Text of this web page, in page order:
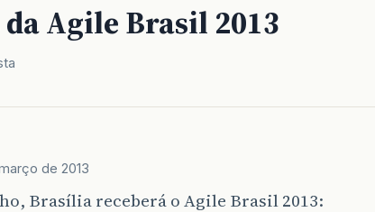
Agile Brasil 2013
de 2013
Brasília receberá o Agile Brasil 2013: